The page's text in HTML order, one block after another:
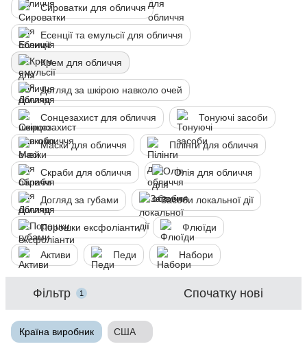
Сироватки для обличчя
Есенції та емульсії для обличчя
Крем для обличчя
Догляд за шкірою навколо очей
Сонцезахист для обличчя Тонуючі засоби
Маски для обличчя Пілінги для обличчя
Скраби для обличчя Олія для обличчя
Догляд за губами Засоби локальної дії
Порошки ексфоліанти Флюїди
Активи Педи Набори
Фільтр 1 Спочатку нові
Країна виробник США